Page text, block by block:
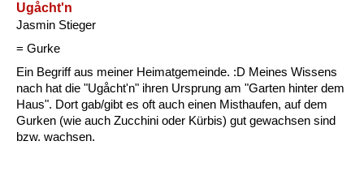
Ugåcht'n
Jasmin Stieger
= Gurke
Ein Begriff aus meiner Heimatgemeinde. :D Meines Wissens
nach hat die "Ugåcht'n" ihren Ursprung am "Garten hinter dem
Haus". Dort gab/gibt es oft auch einen Misthaufen, auf dem
Gurken (wie auch Zucchini oder Kürbis) gut gewachsen sind
bzw. wachsen.